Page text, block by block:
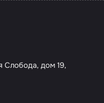
Слобода, дом 19,